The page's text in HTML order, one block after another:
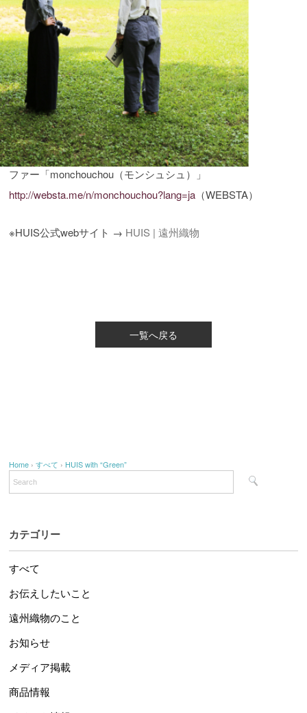
ファー「monchouchou（モンシュシュ）」
http://websta.me/n/monchouchou?lang=ja （WEBSTA）
※HUIS公式webサイト → HUIS | 遠州織物
一覧へ戻る
Home ›すべて › HUIS with “Green”
カテゴリー
すべて
お伝えしたいこと
遠州織物のこと
お知らせ
メディア掲載
商品情報